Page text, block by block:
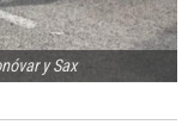
y Sax